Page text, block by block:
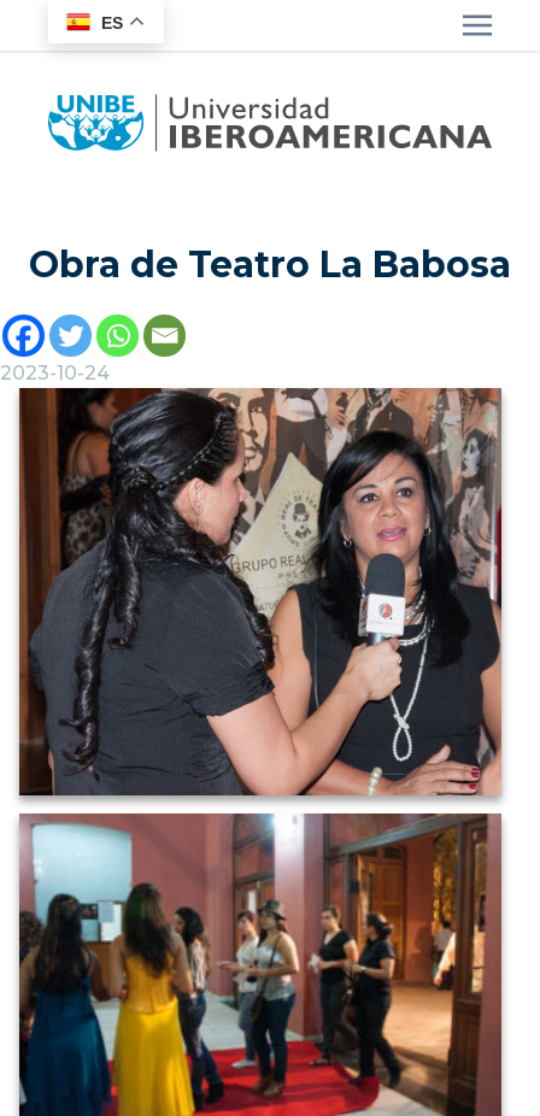
ES
Obra de Teatro La Babosa
2023-10-24